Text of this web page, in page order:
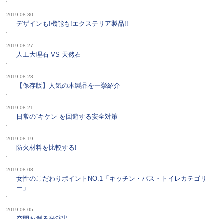
2019-08-30
デザインも!機能も!エクステリア製品!!
2019-08-27
人工大理石 VS 天然石
2019-08-23
【保存版】人気の木製品を一挙紹介
2019-08-21
日常の“キケン”を回避する安全対策
2019-08-19
防火材料を比較する!
2019-08-08
女性のこだわりポイントNO.1「キッチン・バス・トイレカテゴリ
ー」
2019-08-05